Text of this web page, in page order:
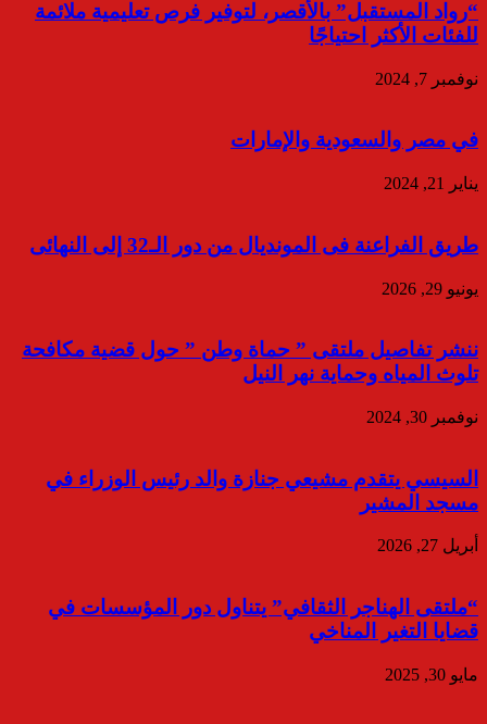
“رواد المستقبل” بالأقصر، لتوفير فرص تعليمية ملائمة
للفئات الأكثر احتياجًا
نوفمبر 7, 2024
في مصر والسعودية والإمارات
يناير 21, 2024
طريق الفراعنة فى المونديال من دور الـ32 إلى النهائى
يونيو 29, 2026
ننشر تفاصيل ملتقى ” حماة وطن ” حول قضية مكافحة
تلوث المياه وحماية نهر النيل
نوفمبر 30, 2024
السيسي يتقدم مشيعي جنازة والد رئيس الوزراء في
مسجد المشير
أبريل 27, 2026
“ملتقى الهناجر الثقافي” يتناول دور المؤسسات في
قضايا التغير المناخي
مايو 30, 2025